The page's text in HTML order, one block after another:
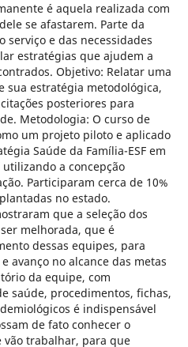
é aquela realizada com
se afastarem. Parte da
serviço e das necessidades
estratégias que ajudem a
Objetivo: Relatar uma
sua estratégia metodológica,
posteriores para
Metodologia: O curso de
um projeto piloto e aplicado
Saúde da Família-ESF em
a concepção
Participaram cerca de 10%
no estado.
que a seleção dos
melhorada, que é
dessas equipes, para
avanço no alcance das metas
da equipe, com
saúde, procedimentos, fichas,
é indispensável
de fato conhecer o
vão trabalhar, para que